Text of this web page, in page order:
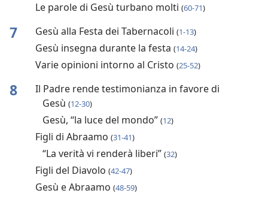
Le parole di Gesù turbano molti (60-71)
7 Gesù alla Festa dei Tabernacoli (1-13)
Gesù insegna durante la festa (14-24)
Varie opinioni intorno al Cristo (25-52)
8
Il Padre rende testimonianza in favore di
Gesù (12-30)
Gesù, “la luce del mondo” (12)
Figli di Abraamo (31-41)
“La verità vi renderà liberi” (32)
Figli del Diavolo (42-47)
Gesù e Abraamo (48-59)